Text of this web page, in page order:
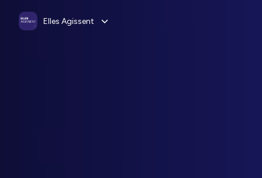
Elles Agissent